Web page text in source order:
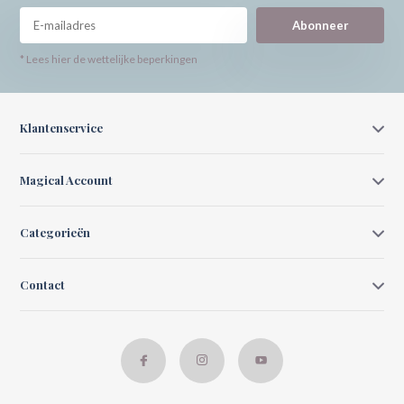
Abonneer
* Lees hier de wettelijke beperkingen
Klantenservice
Magical Account
Categorieën
Contact